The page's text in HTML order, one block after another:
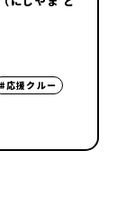
#応援クルー